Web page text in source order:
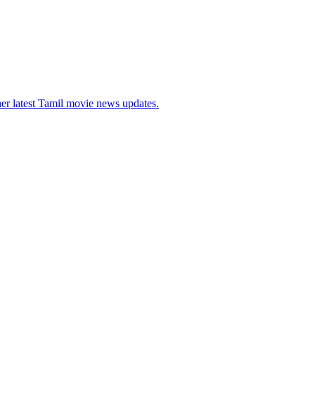
latest Tamil movie news updates.